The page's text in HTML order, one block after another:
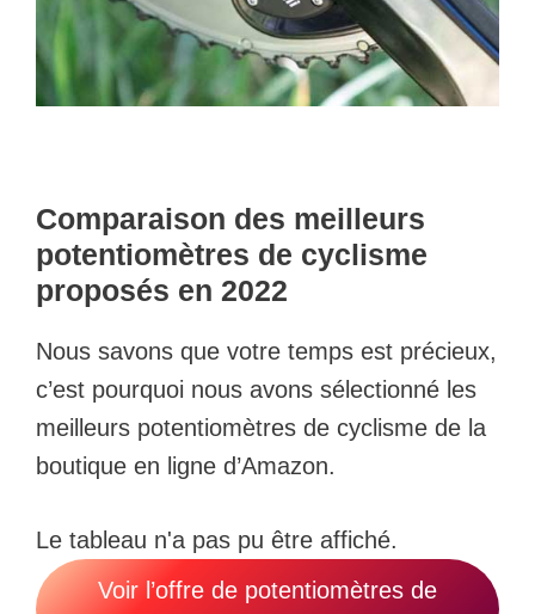
Comparaison des meilleurs
potentiomètres de cyclisme
proposés en 2022
Nous savons que votre temps est précieux,
c’est pourquoi nous avons sélectionné les
meilleurs potentiomètres de cyclisme de la
boutique en ligne d’Amazon.
Le tableau n'a pas pu être affiché.
Voir l’offre de potentiomètres de